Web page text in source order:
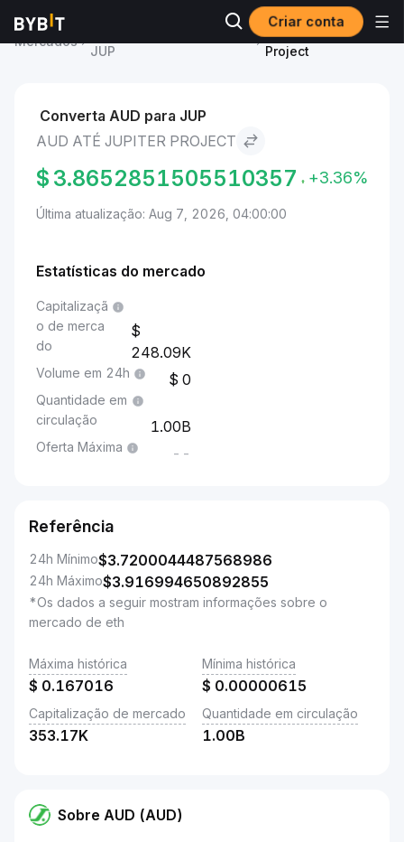
Criar conta
Mercados
Preço de Jupiter Project
JUP
AUD to Jupiter
Project
Converta AUD para JUP
AUD ATÉ JUPITER PROJECT
$ 3.8652851505510357 +3.36%
Última atualização: Aug 7, 2026, 04:00:00
Estatísticas do mercado
Capitalizaçã
o de merca
do
248.09K
Volume em 24h 0
Quantidade em
circulação
1.00B
Oferta Máxima --
Referência
24h Mínimo$3.7200044487568986
24h Máximo$3.916994650892855
*Os dados a seguir mostram informações sobre o
mercado de eth
Máxima histórica
$ 0.167016
Mínima histórica
$ 0.00000615
Capitalização de mercado
353.17K
Quantidade em circulação
1.00B
Sobre AUD (AUD)